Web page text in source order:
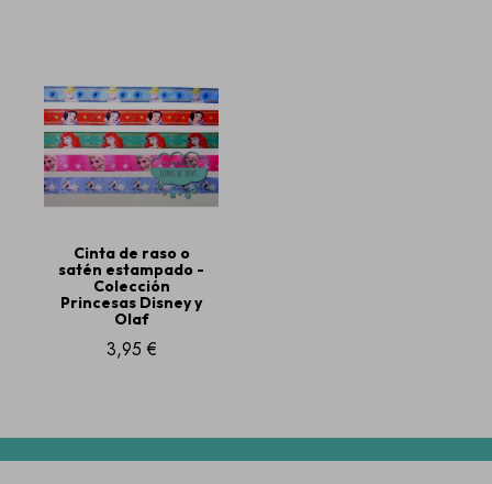
Cinta de raso o
satén estampado -
Colección
Princesas Disney y
Olaf
3,95 €